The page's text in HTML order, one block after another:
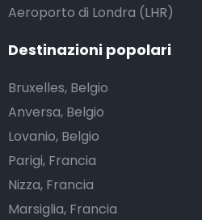
Aeroporto di Londra (LHR)
Destinazioni popolari
Bruxelles, Belgio
Anversa, Belgio
Lovanio, Belgio
Parigi, Francia
Nizza, Francia
Marsiglia, Francia